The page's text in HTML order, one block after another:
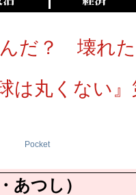
だ？ 壊れ
は丸くない
Pocket
あつし）